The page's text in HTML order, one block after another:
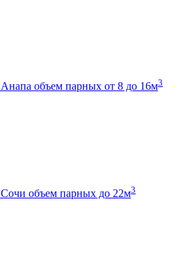
Анапа объем парных от 8 до 16м3
Сочи объем парных до 22м3